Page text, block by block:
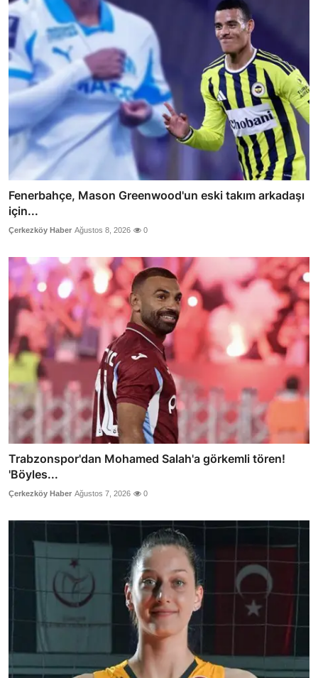
Fenerbahçe, Mason Greenwood'un eski takım arkadaşı
için...
Çerkezköy Haber Ağustos 8, 2026 0
Trabzonspor'dan Mohamed Salah'a görkemli tören!
'Böyles...
Çerkezköy Haber Ağustos 7, 2026 0